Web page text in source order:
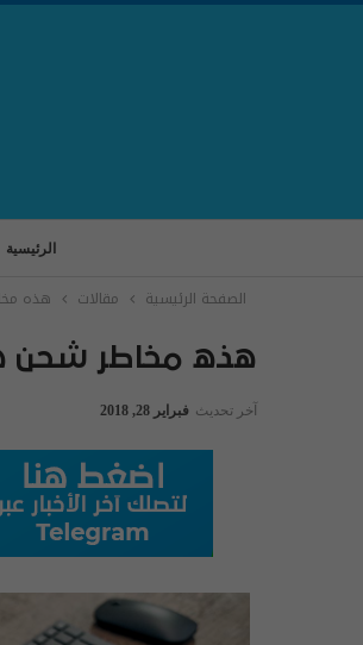
الرئيسية
الصفحة الرئيسية مقالات هذه
هذه مخاطر شحن
آخر تحديث فبراير 28, 2018